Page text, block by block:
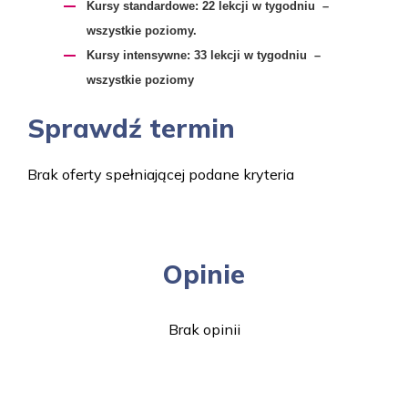
​Kursy standardowe: 22 lekcji w tygodniu –
wszystkie poziomy.
Kursy intensywne: 33 lekcji w tygodniu –
wszystkie poziomy
Sprawdź termin
Brak oferty spełniającej podane kryteria
Opinie
Brak opinii